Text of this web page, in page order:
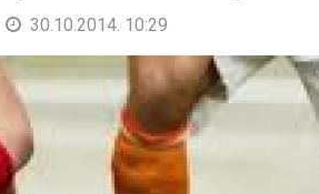
30.10.2014. 10:29